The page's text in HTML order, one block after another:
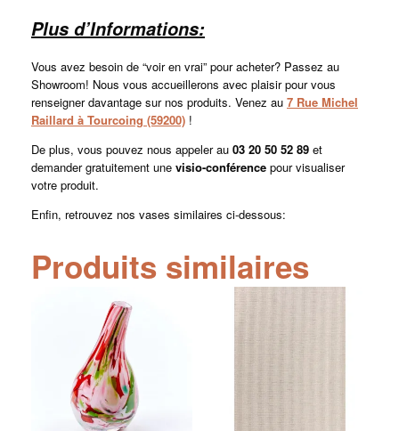
Plus d’Informations:
Vous avez besoin de “voir en vrai” pour acheter? Passez au
Showroom! Nous vous accueillerons avec plaisir pour vous
renseigner davantage sur nos produits. Venez au 7 Rue Michel
Raillard à Tourcoing (59200) !
De plus, vous pouvez nous appeler au 03 20 50 52 89 et
demander gratuitement une visio-conférence pour visualiser
votre produit.
Enfin, retrouvez nos vases similaires ci-dessous:
Produits similaires